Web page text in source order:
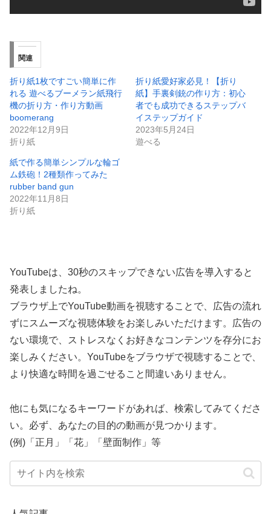
関連
折り紙1枚ですごい簡単に作
れる 遊べるブーメラン紙飛行
機の折り方・作り方動画
boomerang
2022年12月9日
折り紙
折り紙愛好家必見！【折り
紙】手裏剣銃の作り方：初心
者でも成功できるステップバ
イステップガイド
2023年5月24日
遊べる
紙で作る簡単シンプルな輪ゴ
ム鉄砲！2種類作ってみた
rubber band gun
2022年11月8日
折り紙
YouTubeは、30秒のスキップできない広告を導入すると
発表しましたね。
ブラウザ上でYouTube動画を視聴することで、広告の流れ
ずにスムーズな視聴体験をお楽しみいただけます。広告の
ない環境で、ストレスなくお好きなコンテンツを存分にお
楽しみください。YouTubeをブラウザで視聴することで、
より快適な時間を過ごせること間違いありません。
他にも気になるキーワードがあれば、検索してみてくださ
い。必ず、あなたの目的の動画が見つかります。
(例)「正月」「花」「壁面制作」等